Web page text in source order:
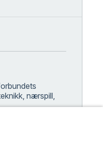
nærspill,
for din